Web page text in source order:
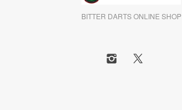
BITTER DARTS ONLINE SHOP